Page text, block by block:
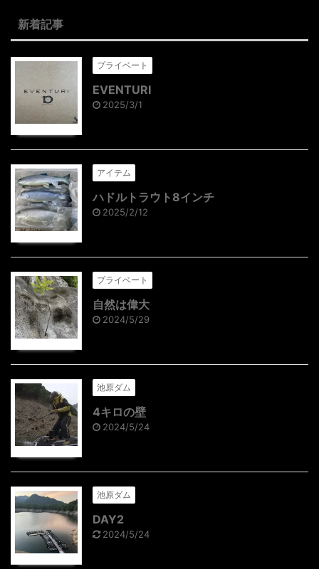
新着記事
プライベート
EVENTURI
2025/3/1
アイテム
ハドルトラウト8インチ
2025/2/12
プライベート
自然は偉大
2024/5/29
池原ダム
4キロの壁
2024/5/24
池原ダム
DAY2
2024/5/24